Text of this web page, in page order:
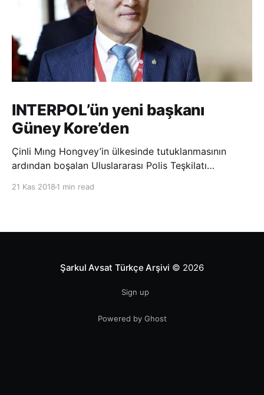
INTERPOL’ün yeni başkanı
Güney Kore’den
Çinli Mıng Hongvey’in ülkesinde tutuklanmasının
ardından boşalan Uluslararası Polis Teşkilatı
21 Kas 2018 1 min read
Şarkul Avsat Türkçe Arşivi © 2026
Sign up
Powered by Ghost